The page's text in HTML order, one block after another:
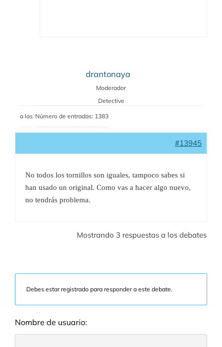
drantonaya
Moderador
Detective
a las Número de entradas: 1383
#13945
No todos los tornillos son iguales, tampoco sabes si
han usado un original. Como vas a hacer algo nuevo,
no tendrás problema.
Mostrando 3 respuestas a los debates
Debes estar registrado para responder a este debate.
Nombre de usuario: